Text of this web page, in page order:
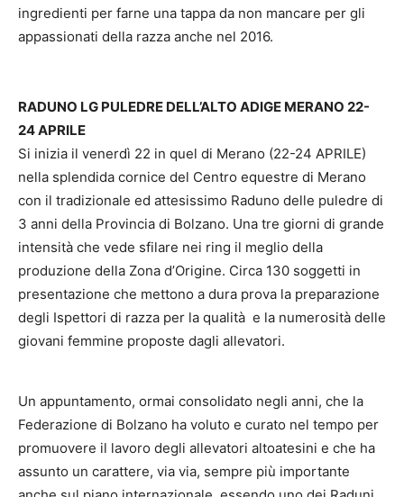
ingredienti per farne una tappa da non mancare per gli
appassionati della razza anche nel 2016.
RADUNO LG PULEDRE DELL’ALTO ADIGE MERANO 22-
24 APRILE
Si inizia il venerdì 22 in quel di Merano (22-24 APRILE)
nella splendida cornice del Centro equestre di Merano
con il tradizionale ed attesissimo Raduno delle puledre di
3 anni della Provincia di Bolzano. Una tre giorni di grande
intensità che vede sfilare nei ring il meglio della
produzione della Zona d’Origine. Circa 130 soggetti in
presentazione che mettono a dura prova la preparazione
degli Ispettori di razza per la qualità e la numerosità delle
giovani femmine proposte dagli allevatori.
Un appuntamento, ormai consolidato negli anni, che la
Federazione di Bolzano ha voluto e curato nel tempo per
promuovere il lavoro degli allevatori altoatesini e che ha
assunto un carattere, via via, sempre più importante